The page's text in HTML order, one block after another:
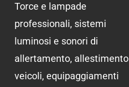
Torce e lampade
professionali, sistemi
luminosi e sonori di
allertamento, allestimento
veicoli, equipaggiamenti